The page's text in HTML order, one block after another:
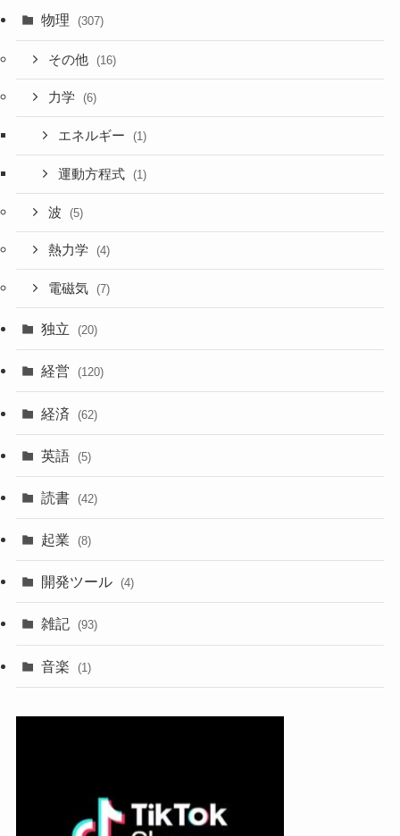
物理 (307)
その他 (16)
力学 (6)
エネルギー (1)
運動方程式 (1)
波 (5)
熱力学 (4)
電磁気 (7)
独立 (20)
経営 (120)
経済 (62)
英語 (5)
読書 (42)
起業 (8)
開発ツール (4)
雑記 (93)
音楽 (1)